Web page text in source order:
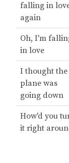
falling in
again
Oh, I'm
in love
I thought the
plane was
going down
How'd you
it right